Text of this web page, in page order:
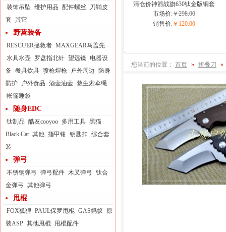
装饰吊坠 维护用品 配件螺丝
刀鞘皮
套 其它
野营装备
RESCUER拯救者 MAXGEAR马盖先
水具水壶 罗盘指北针 望远镜 电器设
备 餐具炊具 喷枪焊枪 户外周边
防身
防护
户外食品 酒壶油壶 救生索伞绳
帐篷睡袋
随身EDC
钛制品 酷友cooyoo 多用工具 黑猫
Black Cat 其他 指甲钳 钥匙扣 综合套
装
弹弓
不锈钢弹弓 弹弓配件 木叉弹弓
钛合
金弹弓
其他弹弓
甩棍
FOX狐狸 PAUL保罗甩棍 GAS蚂蚁
原
装ASP 其他甩棍 甩棍配件
清仓价神箭战旗630钛金版铜套
弓眼反曲球卡六股弹弓
市场价:￥298.00
销售价: ￥120.00
您当前的位置： 首页 » 折叠刀 »